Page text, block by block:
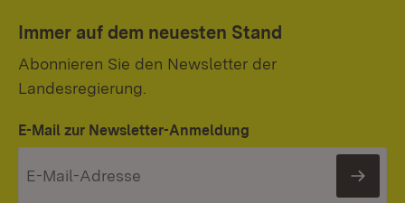
Immer auf dem neuesten Stand
Abonnieren Sie den Newsletter der
Landesregierung.
E-Mail zur Newsletter-Anmeldung